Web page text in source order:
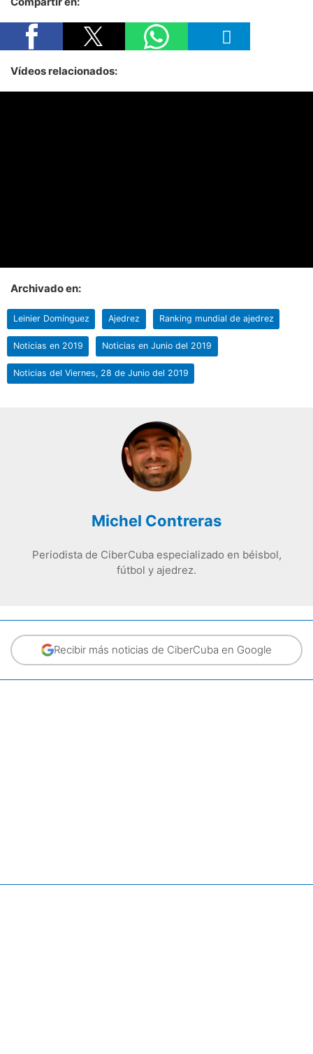
Vídeos relacionados:
Archivado en:
Leinier Domínguez Ajedrez Ranking mundial de ajedrez
Noticias en 2019 Noticias en Junio del 2019
Noticias del Viernes, 28 de Junio del 2019
Michel Contreras
Periodista de CiberCuba especializado en béisbol,
fútbol y ajedrez.
Recibir más noticias de CiberCuba en Google